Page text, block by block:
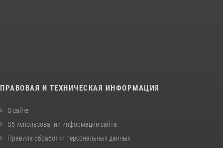
ПРАВОВАЯ И ТЕХНИЧЕСКАЯ ИНФОРМАЦИЯ
О сайте
Об использовании информации сайта
Правила обработки персональных данных